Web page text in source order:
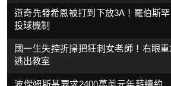
道奇先發希恩被打到下放3A！羅伯斯
投球機制
國一生失控折掃把狂刺女老師！右眼
逃出教室
波傑姆斯基要求2400萬美元年薪續約